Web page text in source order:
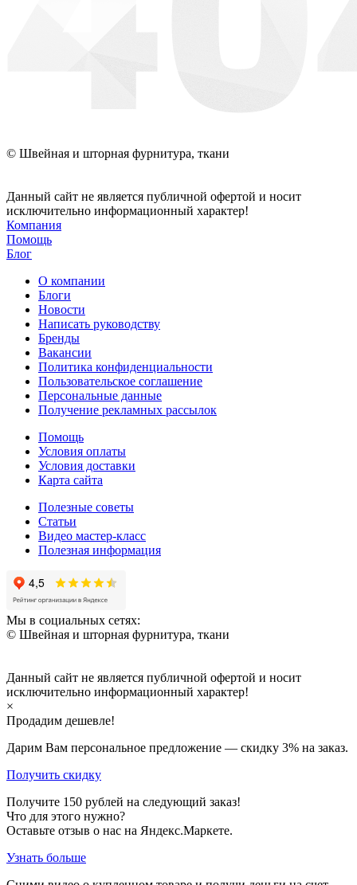
© Швейная и шторная фурнитура, ткани
Данный сайт не является публичной офертой и носит
исключительно информационный характер!
Компания
Помощь
Блог
О компании
Блоги
Новости
Написать руководству
Бренды
Вакансии
Политика конфиденциальности
Пользовательское соглашение
Персональные данные
Получение рекламных рассылок
Помощь
Условия оплаты
Условия доставки
Карта сайта
Полезные советы
Статьи
Видео мастер-класс
Полезная информация
Мы в социальных сетях:
© Швейная и шторная фурнитура, ткани
Данный сайт не является публичной офертой и носит
исключительно информационный характер!
×
Продадим дешевле!
Дарим Вам персональное предложение — скидку 3% на заказ.
Получить скидку
Получите 150 рублей на следующий заказ!
Что для этого нужно?
Оставьте отзыв о нас на Яндекс.Маркете.
Узнать больше